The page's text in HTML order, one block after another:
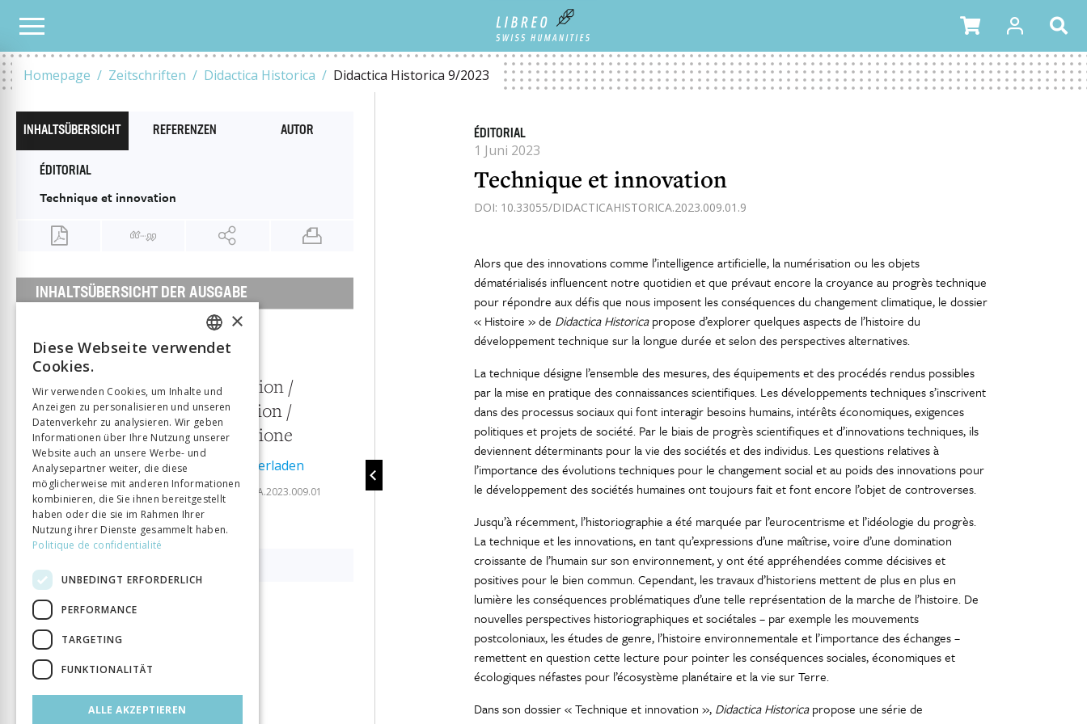
Homepage Zeitschriften Didactica Historica Didactica Historica 9/2023
ALLE HEFTE TECHNIQUE ET INNOVATION
ÉDITORIAL
1 Juni 2023
Technique et innovation
DOI: 10.33055/DIDACTICAHISTORICA.2023.009.01.9
Alors que des innovations comme l’intelligence artificielle, la numérisation ou les objets
dématérialisés influencent notre quotidien et que prévaut encore la croyance au progrès technique
pour répondre aux défis que nous imposent les conséquences du changement climatique, le dossier
« Histoire » de Didactica Historicapropose d’explorer quelques aspects de l’histoire du
développement technique sur la longue durée et selon des perspectives alternatives.
La technique désigne l’ensemble des mesures, des équipements et des procédés rendus possibles
par la mise en pratique des connaissances scientifiques. Les développements techniques s’inscrivent
dans des processus sociaux qui font interagir besoins humains, intérêts économiques, exigences
politiques et projets de société. Par le biais de progrès scientifiques et d’innovations techniques, ils
deviennent déterminants pour la vie des sociétés et des individus. Les questions relatives à
l’importance des évolutions techniques pour le changement social et au poids des innovations pour
le développement des sociétés humaines ont toujours fait et font encore l’objet de controverses.
Jusqu’à récemment, l’historiographie a été marquée par l’eurocentrisme et l’idéologie du progrès.
La technique et les innovations, en tant qu’expressions d’une maîtrise, voire d’une domination
croissante de l’humain sur son environnement, y ont été appréhendées comme décisives et
positives pour le bien commun. Cependant, les travaux d’historiens mettent de plus en plus en
lumière les conséquences problématiques d’une telle représentation de la marche de l’histoire. De
nouvelles perspectives historiographiques et sociétales – par exemple les mouvements
postcoloniaux, les études de genre, l’histoire environnementale et l’importance des échanges –
remettent en question cette lecture pour pointer les conséquences sociales, économiques et
écologiques néfastes pour l’écosystème planétaire et la vie sur Terre.
Dans son dossier « Technique et innovation », Didactica Historicapropose une série de
INHALTSÜBERSICHT REFERENZEN AUTOR
ÉDITORIAL
Technique et innovation
INHALTSÜBERSICHT DER AUSGABE
Technique et innovation /
Technik und Innovation /
Tecnologia e innovazione
Ausgabe als PDF herunterladen
ISSN:2297-7465
DOI:10.33055/DIDACTICAHISTORICA.2023.009.01
ÉDITORIAL
Technique et innovation
EDITORIAL
Technik und Innovation
EDITORIALE
Tecnologia e innovazione
FRENCH
ITALIAN
×
Diese Webseite verwendet
Cookies.
Wir verwenden Cookies, um Inhalte und
Anzeigen zu personalisieren und unseren
Datenverkehr zu analysieren. Wir geben
Informationen über Ihre Nutzung unserer
Website auch an unsere Werbe- und
Analysepartner weiter, die diese
möglicherweise mit anderen Informationen
kombinieren, die Sie ihnen bereitgestellt
haben oder die sie im Rahmen Ihrer
Nutzung ihrer Dienste gesammelt haben.
Politique de confidentialité
UNBEDINGT ERFORDERLICH
PERFORMANCE
TARGETING
FUNKTIONALITÄT
ALLE AKZEPTIEREN